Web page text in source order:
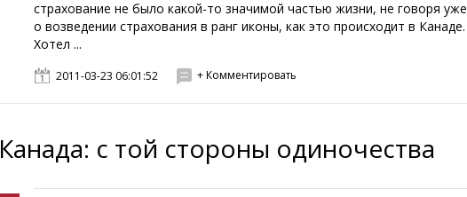
страхование не было какой-то значимой частью жизни, не говоря уже
о возведении страхования в ранг иконы, как это происходит в Канаде.
Хотел ...
2011-03-23 06:01:52 + Комментировать
Канада: с той стороны одиночества